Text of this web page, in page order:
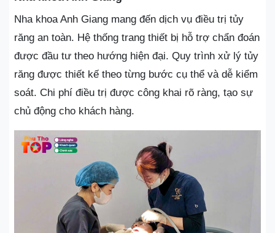
Nha khoa Anh Giang mang đến dịch vụ điều trị tủy
răng an toàn. Hệ thống trang thiết bị hỗ trợ chẩn đoán
được đầu tư theo hướng hiện đại. Quy trình xử lý tủy
răng được thiết kế theo từng bước cụ thể và dễ kiểm
soát. Chi phí điều trị được công khai rõ ràng, tạo sự
chủ động cho khách hàng.